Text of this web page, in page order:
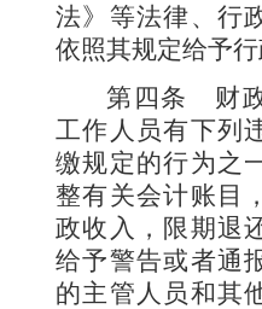
法》等法律、行
依照其规定给予行
第四条 财
工作人员有下列
缴规定的行为之
整有关会计账目
政收入，限期退
给予警告或者通
的主管人员和其